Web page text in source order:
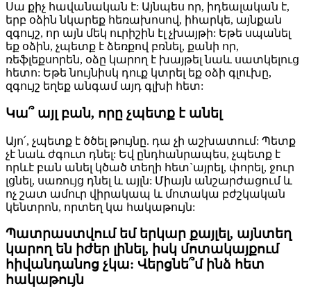
Սա քիչ հավանական է: Այնպես որ, իդեալական է,
երբ օձին նկարեք հեռախոսով, իհարկե, այնքան
զգույշ, որ այն մեկ ուրիշին էլ չխայթի: Եթե սպանել
եք օձին, չպետք է ձեռքով բռնել, քանի որ,
ռեֆլեքսորեն, օձը կարող է խայթել նաև սատկելուց
հետո: Եթե նույնիսկ դուք կտրել եք օձի գլուխը,
զգույշ եղեք անգամ այդ գլխի հետ:
Կա՞ այլ բան, որը չպետք է անել
Այո՛, չպետք է ծծել թույնը. դա չի աշխատում: Պետք
չէ նաև ժգուտ դնել: Եվ ընդհանրապես, չպետք է
որևէ բան անել կծած տեղի հետ`այրել, փորել, ջուր
լցնել, սառույց դնել և այլն: Միայն անշարժացում և
ոչ շատ ամուր վիրակապ և մոտակա բժշկական
կենտրոն, որտեղ կա հակաթույն:
Պատրաստվում եմ երկար քայլել, այնտեղ
կարող են իժեր լինել, իսկ մոտակայքում
հիվանդանոց չկա: Վերցնե՞մ ինձ հետ
հակաթույն